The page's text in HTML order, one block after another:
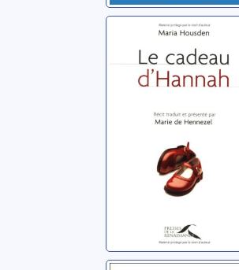
Le cadeau
d'Hannah
Housden, Maria